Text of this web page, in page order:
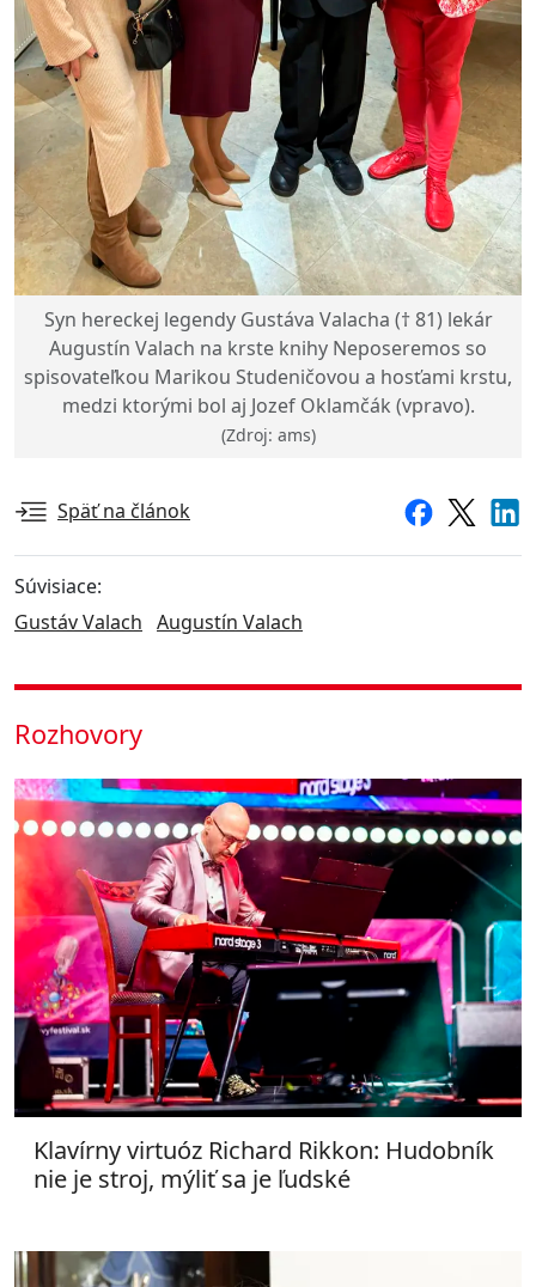
Syn hereckej legendy Gustáva Valacha († 81) lekár
Augustín Valach na krste knihy Neposeremos so
spisovateľkou Marikou Studeničovou a hosťami krstu,
medzi ktorými bol aj Jozef Oklamčák (vpravo).
(Zdroj: ams)
Späť na článok
Súvisiace:
Gustáv Valach Augustín Valach
Rozhovory
Klavírny virtuóz Richard Rikkon: Hudobník
nie je stroj, mýliť sa je ľudské